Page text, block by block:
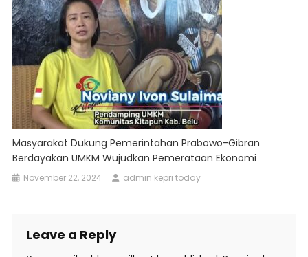
Masyarakat Dukung Pemerintahan Prabowo-Gibran
Berdayakan UMKM Wujudkan Pemerataan Ekonomi
November 22, 2024 admin kepri today
Leave a Reply